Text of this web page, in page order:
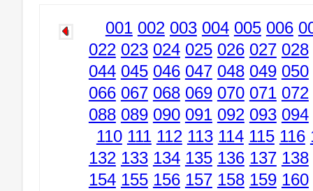
001 002 003 004 005 006
022 023 024 025 026 027 028
044 045 046 047 048 049 050
066 067 068 069 070 071 072
088 089 090 091 092 093 094
110 111 112 113 114 115 116
132 133 134 135 136 137 138
154 155 156 157 158 159 160